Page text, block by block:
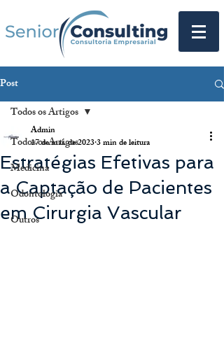
Post
Todos os Artigos
Medicina
Odontologia
Outros
Todos os Artigos
Estratégias Efetivas para
a Captação de Pacientes
em Cirurgia Vascular
Admin
17 de mai. de 20233 min de leitura